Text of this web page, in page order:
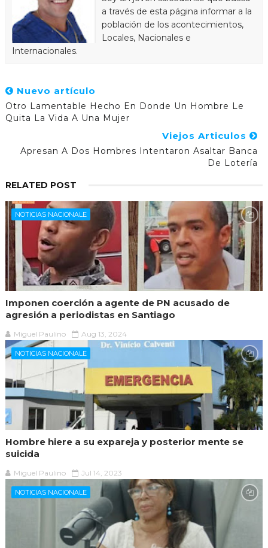
a través de esta página informar a la
población de los acontecimientos,
Locales, Nacionales e
Internacionales.
Nuevo artículo
Otro Lamentable Hecho En Donde Un Hombre Le
Quita La Vida A Una Mujer
Viejos Articulos
Apresan A Dos Hombres Intentaron Asaltar Banca
De Lotería
RELATED POST
NOTICIAS NACIONALE
Imponen coerción a agente de PN acusado de
agresión a periodistas en Santiago
Miguel Paulino Aug 13, 2024
NOTICIAS NACIONALE
Hombre hiere a su expareja y posterior mente se
suicida
Miguel Paulino Jul 14, 2023
NOTICIAS NACIONALE